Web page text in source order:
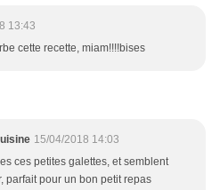
13:43
cette recette, miam!!!!bises
15/04/2018 14:03
ces petites galettes, et semblent
parfait pour un bon petit repas